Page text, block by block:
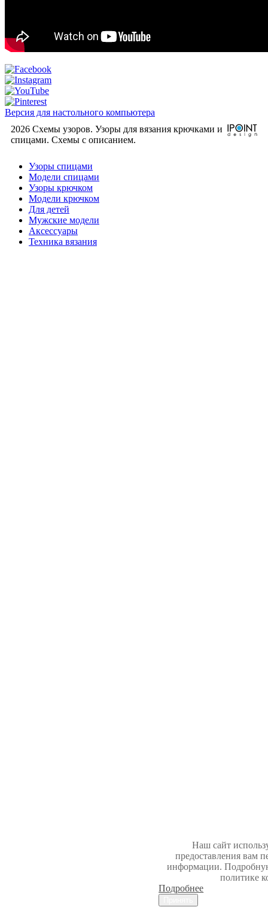
Версия для настольного компьютера
2026 Схемы узоров. Узоры для вязания крючками и
спицами. Cхемы с описанием.
Узоры спицами
Модели спицами
Узоры крючком
Модели крючком
Для детей
Мужские модели
Аксессуары
Техника вязания
Наш сайт
предоставления вам
информации.
политике
Подробнее